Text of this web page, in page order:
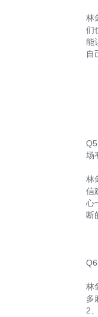
林
们
能
自
场
林
信
心
断
林
多
2